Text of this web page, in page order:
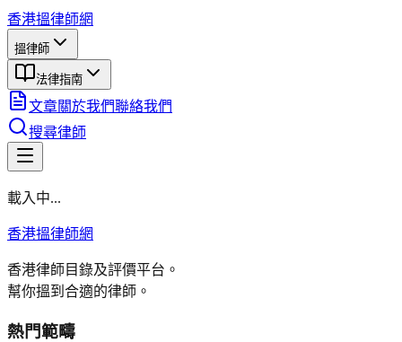
香港搵律師網
搵律師
法律指南
文章關於我們聯絡我們
搜尋律師
載入中...
香港搵律師網
香港律師目錄及評價平台。
幫你搵到合適的律師。
熱門範疇